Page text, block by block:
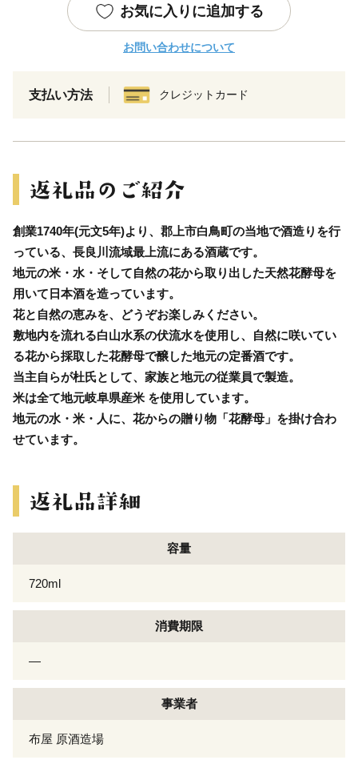
お気に入りに追加する
お問い合わせについて
支払い方法 クレジットカード
創業1740年(元文5年)より、郡上市白鳥町の当地で酒造りを行
っている、長良川流域最上流にある酒蔵です。
地元の米・水・そして自然の花から取り出した天然花酵母を
用いて日本酒を造っています。
花と自然の恵みを、どうぞお楽しみください。
敷地内を流れる白山水系の伏流水を使用し、自然に咲いてい
る花から採取した花酵母で醸した地元の定番酒です。
当主自らが杜氏として、家族と地元の従業員で製造。
米は全て地元岐阜県産米 を使用しています。
地元の水・米・人に、花からの贈り物「花酵母」を掛け合わ
せています。
容量
720ml
消費期限
―
事業者
布屋 原酒造場